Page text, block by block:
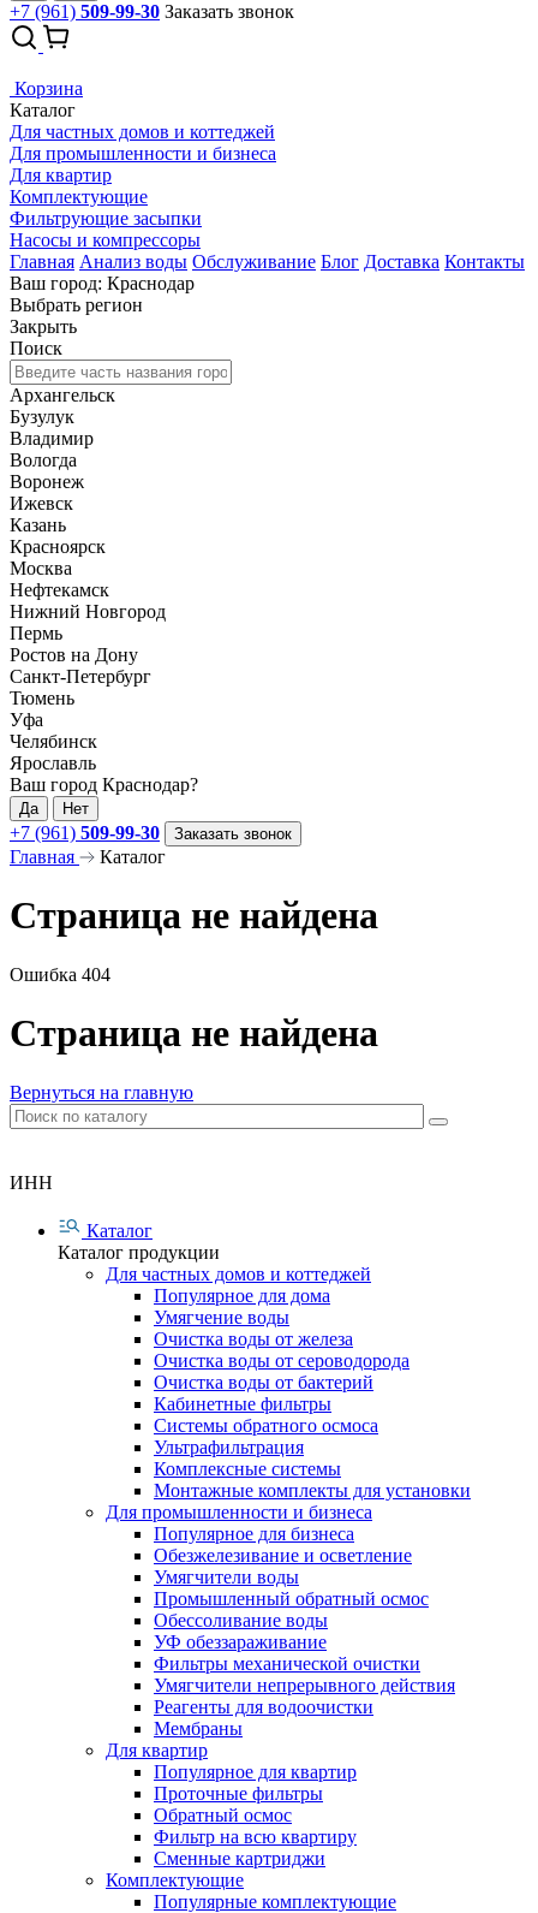
+7 (961) 509-99-30 Заказать звонок
Корзина
Каталог
Для частных домов и коттеджей
Для промышленности и бизнеса
Для квартир
Комплектующие
Фильтрующие засыпки
Насосы и компрессоры
Главная Анализ воды Обслуживание Блог Доставка Контакты
Ваш город: Краснодар
Выбрать регион
Закрыть
Поиск
Архангельск
Бузулук
Владимир
Вологда
Воронеж
Ижевск
Казань
Красноярск
Москва
Нефтекамск
Нижний Новгород
Пермь
Ростов на Дону
Санкт-Петербург
Тюмень
Уфа
Челябинск
Ярославль
Ваш город Краснодар?
Да Нет
+7 (961) 509-99-30 Заказать звонок
Главная Каталог
Страница не найдена
Ошибка 404
Страница не найдена
Вернуться на главную
ИНН
Каталог
Каталог продукции
Для частных домов и коттеджей
Популярное для дома
Умягчение воды
Очистка воды от железа
Очистка воды от сероводорода
Очистка воды от бактерий
Кабинетные фильтры
Системы обратного осмоса
Ультрафильтрация
Комплексные системы
Монтажные комплекты для установки
Для промышленности и бизнеса
Популярное для бизнеса
Обезжелезивание и осветление
Умягчители воды
Промышленный обратный осмос
Обессоливание воды
УФ обеззараживание
Фильтры механической очистки
Умягчители непрерывного действия
Реагенты для водоочистки
Мембраны
Для квартир
Популярное для квартир
Проточные фильтры
Обратный осмос
Фильтр на всю квартиру
Сменные картриджи
Комплектующие
Популярные комплектующие